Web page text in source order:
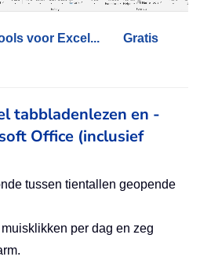
voor Excel...
Gratis
tabbladenlezen en -
Office (inclusief
tussen tientallen geopende
per dag en zeg